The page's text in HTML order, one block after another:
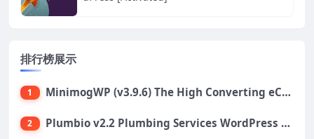
排行榜展示
1 MinimogWP (v3.9.6) The High Converting eCommerce WordPress Theme
2 Plumbio v2.2 Plumbing Services WordPress Theme